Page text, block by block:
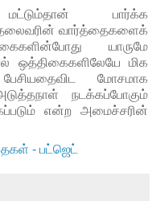
பார்க்க
வார்த்தைகளைக்
யாருமே
ஒத்திகைகளிலேயே மிக
மோசமாக
நடக்கப்போகும்
என்ற அமைச்சரின்
- பட்ஜெட்